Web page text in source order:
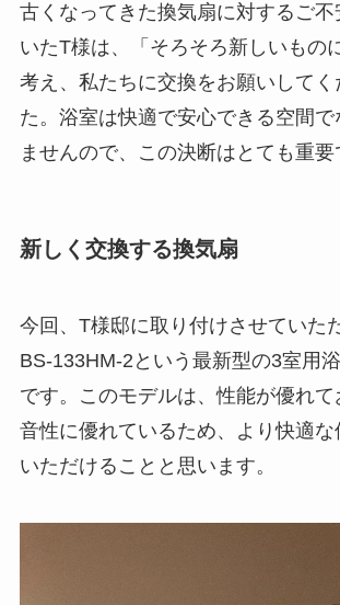
古くなってきた換気扇に対するご不
いたT様は、「そろそろ新しいもの
考え、私たちに交換をお願いしてく
た。浴室は快適で安心できる空間で
ませんので、この決断はとても重要
新しく交換する換気扇
今回、T様邸に取り付けさせていた
BS-133HM-2という最新型の3室用
です。このモデルは、性能が優れ
音性に優れているため、より快適
いただけることと思います。